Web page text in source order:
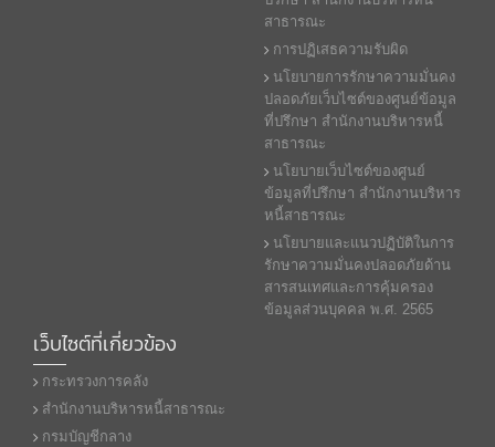
สาธารณะ
การปฏิเสธความรับผิด
นโยบายการรักษาความมั่นคง
ปลอดภัยเว็บไซต์ของศูนย์ข้อมูล
ที่ปรึกษา สำนักงานบริหารหนี้
สาธารณะ
นโยบายเว็บไซต์ของศูนย์
ข้อมูลที่ปรึกษา สำนักงานบริหาร
หนี้สาธารณะ
นโยบายและแนวปฏิบัติในการ
รักษาความมั่นคงปลอดภัยด้าน
สารสนเทศและการคุ้มครอง
ข้อมูลส่วนบุคคล พ.ศ. 2565
เว็บไซต์ที่เกี่ยวข้อง
กระทรวงการคลัง
สำนักงานบริหารหนี้สาธารณะ
กรมบัญชีกลาง